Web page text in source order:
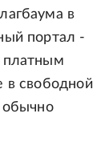
в
портал -
платным
в свободной
обычно